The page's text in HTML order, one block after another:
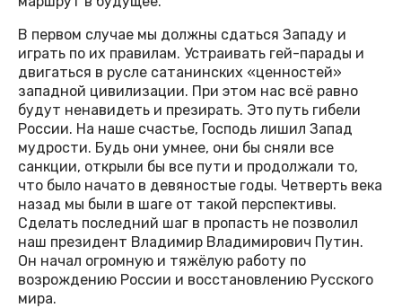
В первом случае мы должны сдаться Западу и
играть по их правилам. Устраивать гей-парады и
двигаться в русле сатанинских «ценностей»
западной цивилизации. При этом нас всё равно
будут ненавидеть и презирать. Это путь гибели
России. На наше счастье, Господь лишил Запад
мудрости. Будь они умнее, они бы сняли все
санкции, открыли бы все пути и продолжали то,
что было начато в девяностые годы. Четверть века
назад мы были в шаге от такой перспективы.
Сделать последний шаг в пропасть не позволил
наш президент Владимир Владимирович Путин.
Он начал огромную и тяжёлую работу по
возрождению России и восстановлению Русского
мира.